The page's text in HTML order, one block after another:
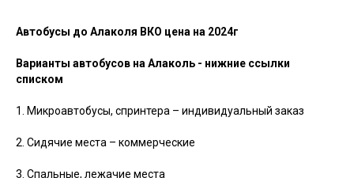
Автобусы до Алаколя ВКО цена на 2024г
Варианты автобусов на Алаколь - нижние ссылки
списком
1. Микроавтобусы, спринтера – индивидуальный заказ
2. Сидячие места – коммерческие
3. Спальные, лежачие места